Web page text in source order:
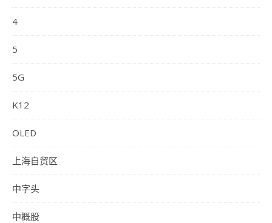
4
5
5G
K12
OLED
上海自贸区
中字头
中概股